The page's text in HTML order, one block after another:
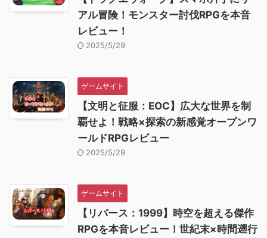
アル冒険！モンスター討伐RPGを本音
レビュー！
2025/5/29
ゲームサイト
【文明と征服：EOC】広大な世界を制
覇せよ！戦略×探索の新感覚オープンワ
ールドRPGレビュー
2025/5/29
ゲームサイト
【リバース：1999】時空を超える傑作
RPGを本音レビュー！世紀末×時間遡行